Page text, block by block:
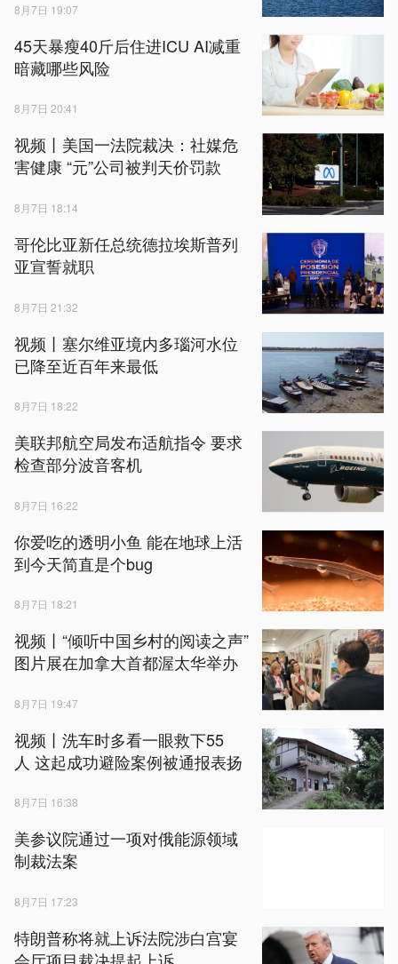
8月7日 19:07
45天暴瘦40斤后住进ICU AI减重
暗藏哪些风险
8月7日 20:41
视频丨美国一法院裁决：社媒危
害健康 “元”公司被判天价罚款
8月7日 18:14
哥伦比亚新任总统德拉埃斯普列
亚宣誓就职
8月7日 21:32
视频丨塞尔维亚境内多瑙河水位
已降至近百年来最低
8月7日 18:22
美联邦航空局发布适航指令 要求
检查部分波音客机
8月7日 16:22
你爱吃的透明小鱼 能在地球上活
到今天简直是个bug
8月7日 18:21
视频丨“倾听中国乡村的阅读之声”
图片展在加拿大首都渥太华举办
8月7日 19:47
视频丨洗车时多看一眼救下55
人 这起成功避险案例被通报表扬
8月7日 16:38
美参议院通过一项对俄能源领域
制裁法案
8月7日 17:23
特朗普称将就上诉法院涉白宫宴
会厅项目裁决提起上诉